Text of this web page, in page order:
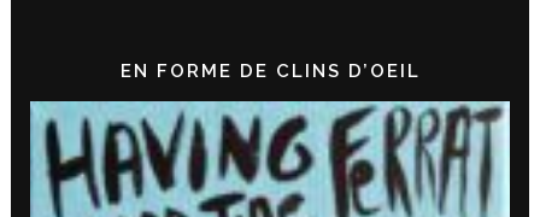
EN FORME DE CLINS D’OEIL